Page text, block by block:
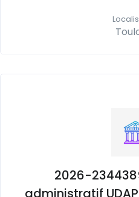
2026-
administratif